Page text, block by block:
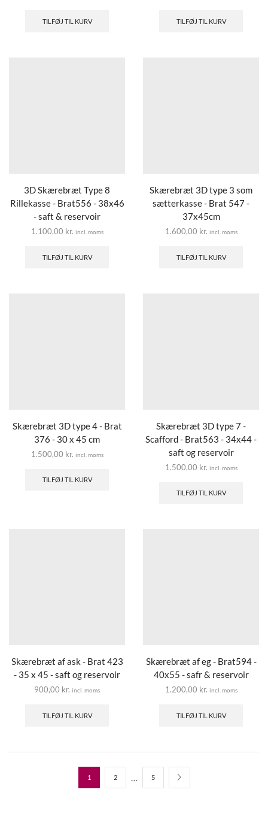
TILFØJ TIL KURV TILFØJ TIL KURV
3D Skærebræt Type 8
Rillekasse - Brat556 - 38x46
- saft & reservoir
1.100,00 kr. incl. moms
TILFØJ TIL KURV
Skærebræt 3D type 3 som
sætterkasse - Brat 547 -
37x45cm
1.600,00 kr. incl. moms
TILFØJ TIL KURV
Skærebræt 3D type 4 - Brat
376 - 30 x 45 cm
1.500,00 kr. incl. moms
TILFØJ TIL KURV
Skærebræt 3D type 7 -
Scafford - Brat563 - 34x44 -
saft og reservoir
1.500,00 kr. incl. moms
TILFØJ TIL KURV
Skærebræt af ask - Brat 423
- 35 x 45 - saft og reservoir
900,00 kr. incl. moms
TILFØJ TIL KURV
Skærebræt af eg - Brat594 -
40x55 - safr & reservoir
1.200,00 kr. incl. moms
TILFØJ TIL KURV
1 2 … 5